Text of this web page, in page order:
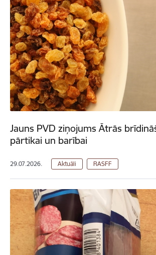
Jauns PVD ziņojums Ātrās
pārtikai un barībai
29.07.2026. Aktuāli RASFF